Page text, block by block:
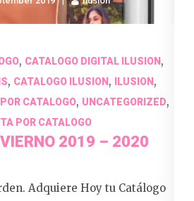
, CATALOGO DIGITAL ILUSION,
, CATALOGO ILUSION , ILUSION ,
CATALOGO, UNCATEGORIZED,
POR CATALOGO
2019 – 2020
Adquiere Hoy tu Catálogo